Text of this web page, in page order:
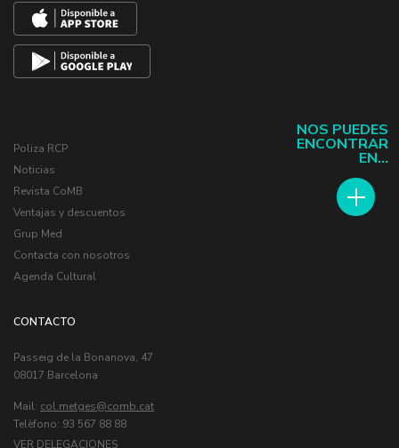
NOS PUEDES
ENCONTRAR
EN...
Poliza RCP
Noticias
Revista CoMB
Ventajas y descuentos
Grup Med
Contacta con nosotros
Agenda Cultural
CONTACTO
Passeig de la Bonanova, 47
08017 Barcelona
Mail: col.metges
Telèfono: 93 567 88 88
VER DELEGACIONES